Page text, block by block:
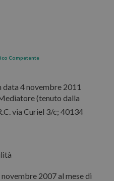
Competente
4 novembre 2011
(tenuto dalla
via Curiel 3/c; 40134
2007 al mese di